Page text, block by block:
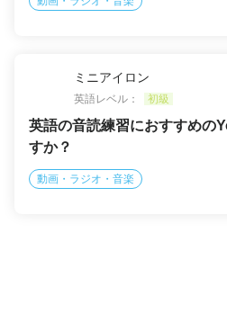
ミニアイロン
英語レベル：
初級
英語の音読練習におすすめの
すか？
動画・ラジオ・音楽